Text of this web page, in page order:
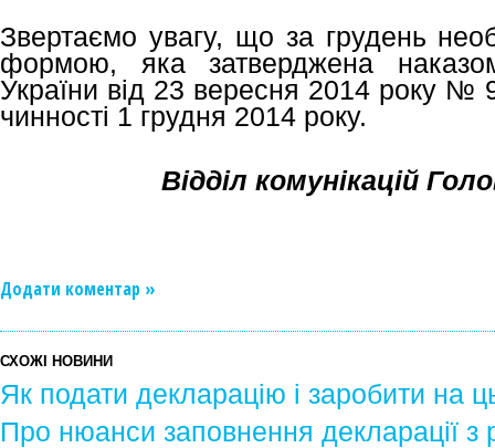
Звертаємо увагу, що за грудень
формою, яка затверджена наказом
України від 23 вересня 2014 року
чинності 1 грудня 2014 року.
Відділ комунікацій
Додати коментар »
СХОЖІ НОВИНИ
Як подати декларацію і заробити на
Про нюанси заповнення декларації з